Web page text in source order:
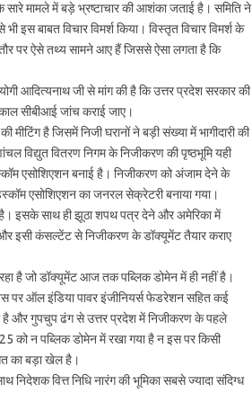
सारे मामले में बड़े भ्रष्टाचार की आशंका जताई है। समिति ने
इस बाबत विचार विमर्श किया। विस्तृत विचार विमर्श के
तौर पर ऐसे तथ्य सामने आए हैं जिससे ऐसा लगता है कि
आदित्यनाथ जी से मांग की है कि उत्तर प्रदेश सरकार की
सीबीआई जांच कराई जाए।
है जिसमें निजी घरानों ने बड़ी संख्या में भागीदारी की
विद्युत वितरण निगम के निजीकरण की पृष्ठभूमि यही
एसोशिएशन बनाई है। निजीकरण को अंजाम देने के
एसोशिएशन का जनरल सेक्रेटरी बनाया गया।
है। इसके साथ ही झूठा शपथ पत्र देने और अमेरिका में
और इसी कंसल्टेंट से निजीकरण के डॉक्यूमेंट तैयार कराए
है जो डॉक्यूमेंट आज तक पब्लिक डोमेन में ही नहीं है।
पर ऑल इंडिया पावर इंजीनियर्स फेडरेशन सहित कई
है और गुपचुप ढंग से उत्तर प्रदेश में निजीकरण के पहले
को न पब्लिक डोमेन में रखा गया है न इस पर किसी
का बड़ा खेल है।
वित्त निधि नारंग की भूमिका सबसे ज्यादा संदिग्ध